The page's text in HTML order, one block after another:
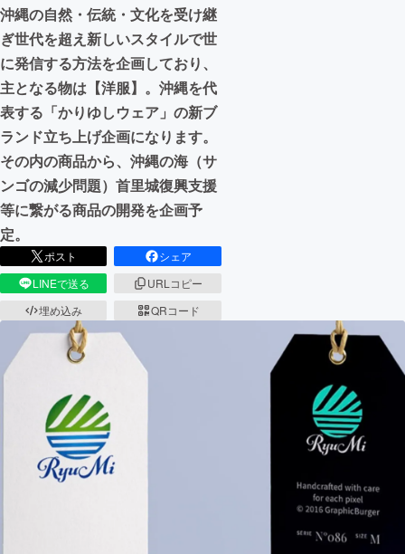
沖縄の自然・伝統・文化を受け継
ぎ世代を超え新しいスタイルで世
に発信する方法を企画しており、
主となる物は【洋服】。沖縄を代
表する「かりゆしウェア」の新ブ
ランド立ち上げ企画になります。
その内の商品から、沖縄の海（サ
ンゴの減少問題）首里城復興支援
等に繋がる商品の開発を企画予
定。
ポスト
シェア
LINEで送る
URLコピー
埋め込み
QRコード